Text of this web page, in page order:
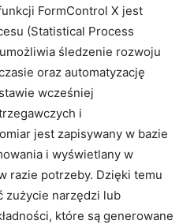
FormControl X jest
(Statistical Process
śledzenie rozwoju
oraz automatyzację
wcześniej
i
jest zapisywany w bazie
i wyświetlany w
razie potrzeby. Dzięki temu
zużycie narzędzi lub
które są generowane